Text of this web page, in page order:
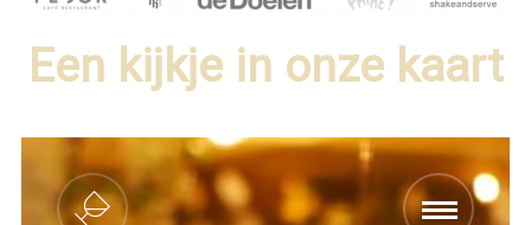
Een kijkje in onze kaart